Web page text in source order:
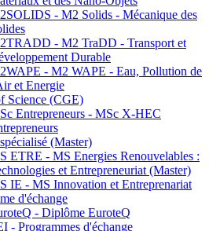
- M2 Solids - Mécanique des
- M2 TraDD - Transport et
Durable
- M2 WAPE - Eau, Pollution de
et Energie
Science (CGE)
Entrepreneurs - MSc X-HEC
(Master)
ETRE - MS Energies Renouvelables :
et Entrepreneuriat (Master)
IE - MS Innovation et Entreprenariat
d'échange
- Diplôme EuroteQ
- Programmes d'échange